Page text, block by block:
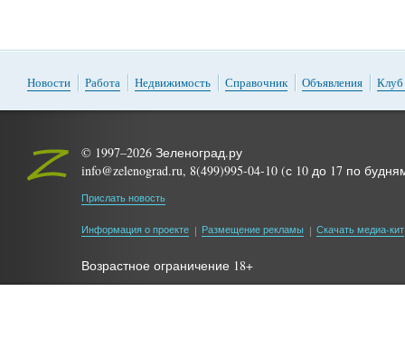
Новости Работа Недвижимость Справочник Объявления Клуб
© 1997–2026 Зеленоград.ру
info@zelenograd.ru, 8(499)995-04-10 (с 10 до 17 по
Прислать новость
Информация о проекте Размещение рекламы Скачать медиа-кит
Возрастное ограничение 18+